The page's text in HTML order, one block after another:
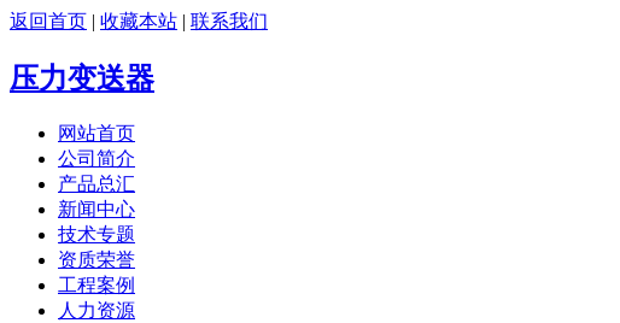
返回首页 | 收藏本站 | 联系我们
压力变送器
网站首页
公司简介
产品总汇
新闻中心
技术专题
资质荣誉
工程案例
人力资源